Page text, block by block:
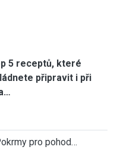
5 receptů, které
připravit i při
pro pohod…